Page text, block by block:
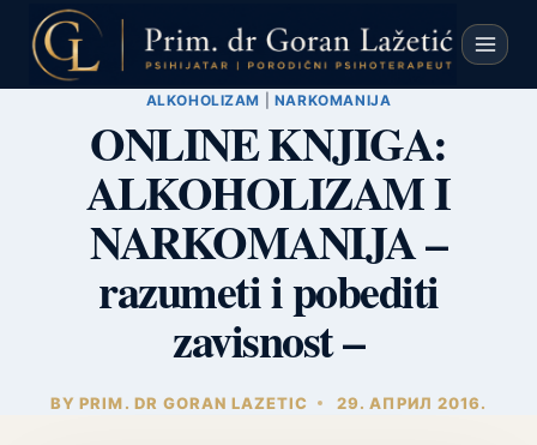
content
ALKOHOLIZAM NARKOMANIJA
ONLINE KNJIGA:
ALKOHOLIZAM I
NARKOMANIJA –
razumeti i pobediti
zavisnost –
BY PRIM. DR GORAN LAZETIC 29. АПРИЛ 2016.